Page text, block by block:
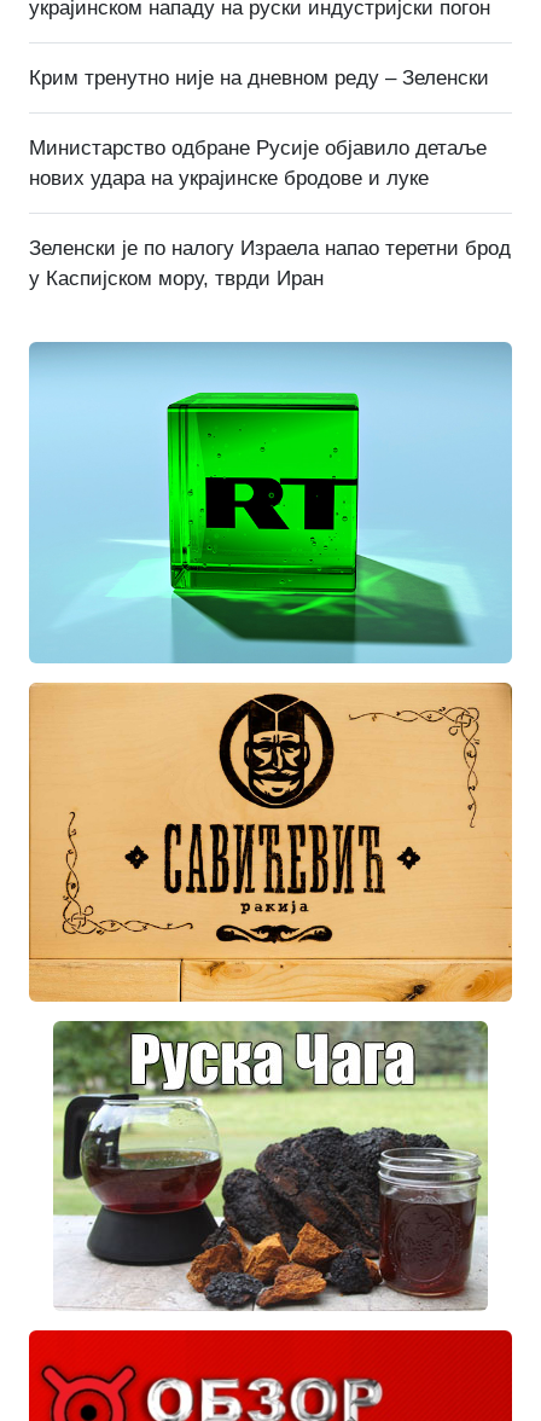
украјинском нападу на руски индустријски погон
Крим тренутно није на дневном реду – Зеленски
Министарство одбране Русије објавило детаље
нових удара на украјинске бродове и луке
Зеленски је по налогу Израела напао теретни брод
у Каспијском мору, тврди Иран